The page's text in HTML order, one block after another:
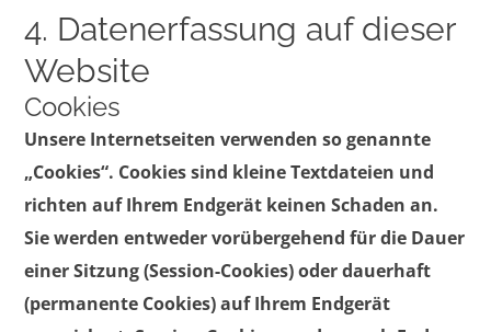
4. Datenerfassung auf dieser
Website
Cookies
Unsere Internetseiten verwenden so genannte
„Cookies“. Cookies sind kleine Textdateien und
richten auf Ihrem Endgerät keinen Schaden an.
Sie werden entweder vorübergehend für die Dauer
einer Sitzung (Session-Cookies) oder dauerhaft
(permanente Cookies) auf Ihrem Endgerät